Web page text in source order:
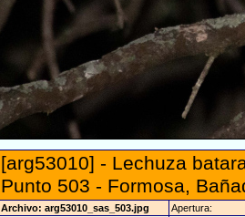
[arg53010] - Lechuza
Punto 503 - Formosa,
Archivo: arg53010_sas_503.jpg
Apertura: